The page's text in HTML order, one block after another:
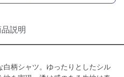
説明
柄シャツ。ゆったりとしたシル